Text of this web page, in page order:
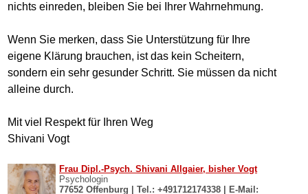
nichts einreden, bleiben Sie bei Ihrer Wahrnehmung.
Wenn Sie merken, dass Sie Unterstützung für Ihre
eigene Klärung brauchen, ist das kein Scheitern,
sondern ein sehr gesunder Schritt. Sie müssen da nicht
alleine durch.
Mit viel Respekt für Ihren Weg
Shivani Vogt